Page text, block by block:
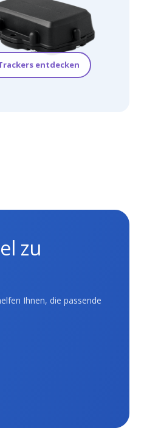
entdecken
zu
Ihnen, die passende